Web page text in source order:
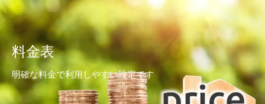
料金表
明確な料金で利用しやすい設定です